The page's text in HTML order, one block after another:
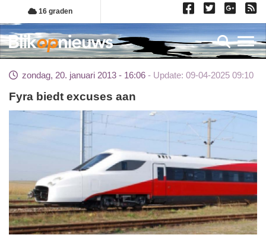
Overslaan
en
naar
de
gaan
16 graden
zondag, 20. januari 2013 - 16:06 Update: 09-04-2025 09:10
Fyra biedt excuses aan